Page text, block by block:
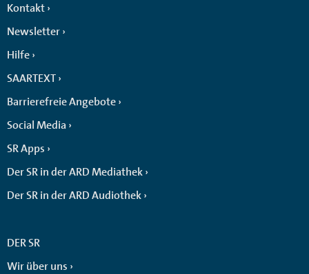
Kontakt
Newsletter
Hilfe
SAARTEXT
Barrierefreie Angebote
Social Media
SR Apps
Der SR in der ARD Mediathek
Der SR in der ARD Audiothek
DER SR
Wir über uns